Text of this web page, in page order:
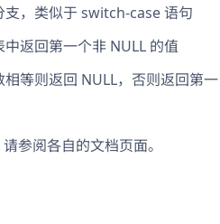
支，类似于 switch-case 语句
中返回第一个非 NULL 的值
相等则返回 NULL，否则返回第一
参阅各自的文档页面。